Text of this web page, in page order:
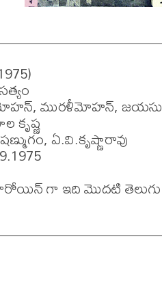
మురళీమోహన్,
కృష్ణ
ఏ.వి.కృష్ణారావు
గా ఇది మొదటి